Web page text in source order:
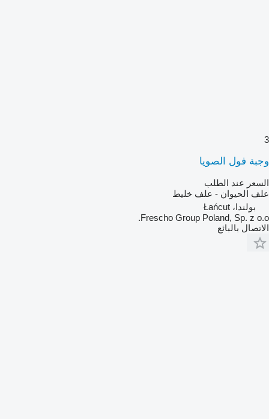
3
وجبة فول الصويا
السعر عند الطلب
علف الحيوان - علف خليط
بولندا، Łańcut
Frescho Group Poland, Sp. z o.o.
الاتصال بالبائع